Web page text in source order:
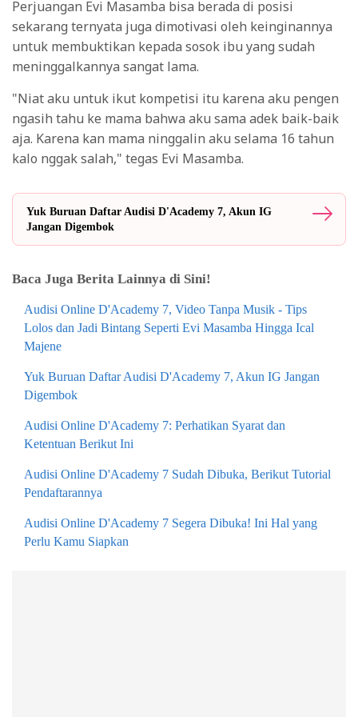
Perjuangan Evi Masamba bisa berada di posisi
sekarang ternyata juga dimotivasi oleh keinginannya
untuk membuktikan kepada sosok ibu yang sudah
meninggalkannya sangat lama.
"Niat aku untuk ikut kompetisi itu karena aku pengen
ngasih tahu ke mama bahwa aku sama adek baik-baik
aja. Karena kan mama ninggalin aku selama 16 tahun
kalo nggak salah," tegas Evi Masamba.
Yuk Buruan Daftar Audisi D'Academy 7, Akun IG
Jangan Digembok
Baca Juga Berita Lainnya di Sini!
Audisi Online D'Academy 7, Video Tanpa Musik - Tips
Lolos dan Jadi Bintang Seperti Evi Masamba Hingga Ical
Majene
Yuk Buruan Daftar Audisi D'Academy 7, Akun IG Jangan
Digembok
Audisi Online D'Academy 7: Perhatikan Syarat dan
Ketentuan Berikut Ini
Audisi Online D'Academy 7 Sudah Dibuka, Berikut Tutorial
Pendaftarannya
Audisi Online D'Academy 7 Segera Dibuka! Ini Hal yang
Perlu Kamu Siapkan